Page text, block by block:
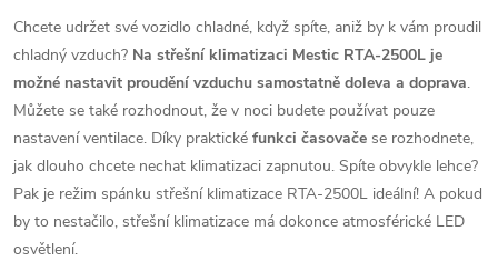
Chcete udržet své vozidlo chladné, když spíte, aniž by k vám proudil
chladný vzduch? Na střešní klimatizaci Mestic RTA-2500L je
možné nastavit proudění vzduchu samostatně doleva a doprava.
Můžete se také rozhodnout, že v noci budete používat pouze
nastavení ventilace. Díky praktické funkci časovače se rozhodnete,
jak dlouho chcete nechat klimatizaci zapnutou. Spíte obvykle lehce?
Pak je režim spánku střešní klimatizace RTA-2500L ideální! A pokud
by to nestačilo, střešní klimatizace má dokonce atmosférické LED
osvětlení.